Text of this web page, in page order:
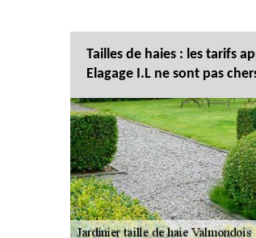
Tailles de haies : les tarifs
Elagage I.L ne sont pas